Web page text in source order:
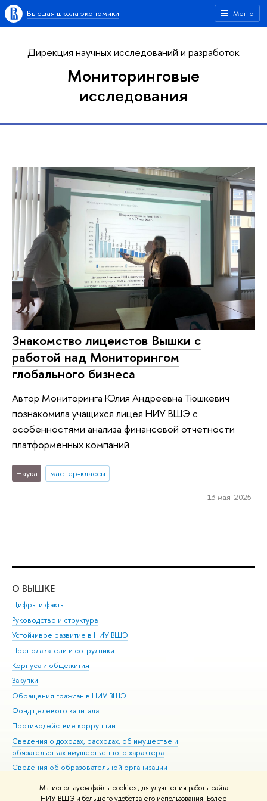
Мы используем файлы cookies для улучшения работы сайта
НИУ ВШЭ и большего удобства его использования. Более
Меню
Высшая школа экономики
Дирекция научных исследований и разработок
Мониторинговые
исследования
Знакомство лицеистов Вышки с
работой над Мониторингом
глобального бизнеса
Автор Мониторинга Юлия Андреевна Тюшкевич
познакомила учащихся лицея НИУ ВШЭ с
особенностями анализа финансовой отчетности
платформенных компаний
Наука мастер-классы
13 мая 2025
О ВЫШКЕ
Цифры и факты
Руководство и структура
Устойчивое развитие в НИУ ВШЭ
Преподаватели и сотрудники
Корпуса и общежития
Закупки
Обращения граждан в НИУ ВШЭ
Фонд целевого капитала
Противодействие коррупции
Сведения о доходах, расходах, об имуществе и
обязательствах имущественного характера
Сведения об образовательной организации
Людям с ограниченными возможностями здоровья
Единая платежная страница